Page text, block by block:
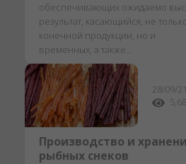
обеспечивающих ожидаемо
результат, касающийся, не
конечной продукции, но и
временных, а также...
28/09/21
Производство и
рыбных снеков